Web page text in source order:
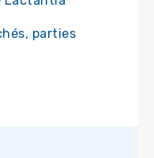
parties